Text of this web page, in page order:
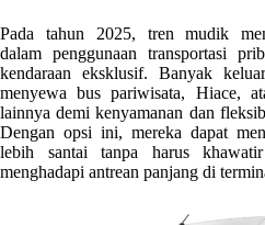
Pada tahun 2025, tren mudik
dalam penggunaan transportasi
kendaraan eksklusif. Banyak
menyewa bus pariwisata, Hiace,
lainnya demi kenyamanan dan
Dengan opsi ini, mereka dapat
lebih santai tanpa harus
menghadapi antrean panjang di